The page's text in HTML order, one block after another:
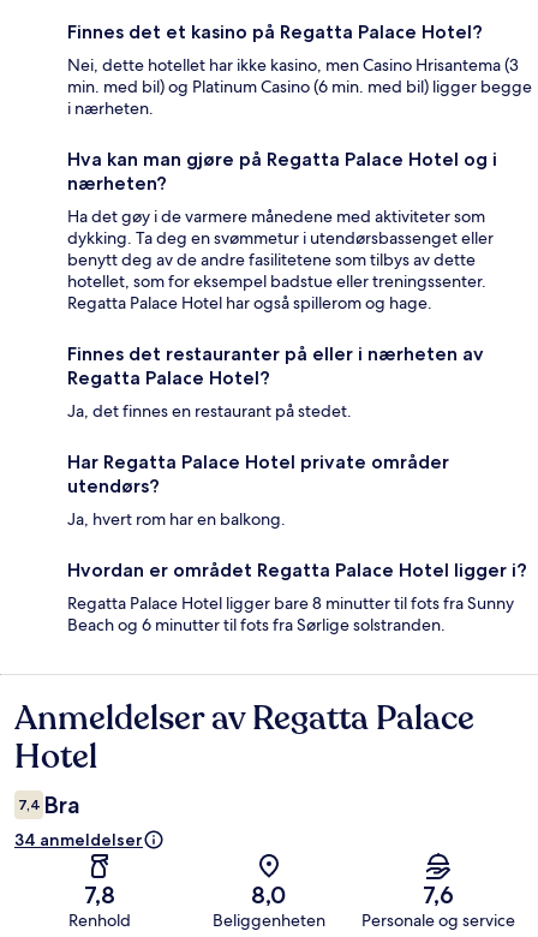
Finnes det et kasino på Regatta Palace Hotel?
Nei, dette hotellet har ikke kasino, men Casino Hrisantema (3
min. med bil) og Platinum Casino (6 min. med bil) ligger begge
i nærheten.
Hva kan man gjøre på Regatta Palace Hotel og i
nærheten?
Ha det gøy i de varmere månedene med aktiviteter som
dykking. Ta deg en svømmetur i utendørsbassenget eller
benytt deg av de andre fasilitetene som tilbys av dette
hotellet, som for eksempel badstue eller treningssenter.
Regatta Palace Hotel har også spillerom og hage.
Finnes det restauranter på eller i nærheten av
Regatta Palace Hotel?
Ja, det finnes en restaurant på stedet.
Har Regatta Palace Hotel private områder
utendørs?
Ja, hvert rom har en balkong.
Hvordan er området Regatta Palace Hotel ligger i?
Regatta Palace Hotel ligger bare 8 minutter til fots fra Sunny
Beach og 6 minutter til fots fra Sørlige solstranden.
Anmeldelser
Anmeldelser av Regatta Palace
Hotel
7,4 Bra
34 anmeldelser
7,8
Renhold
8,0
Beliggenheten
7,6
Personale og service